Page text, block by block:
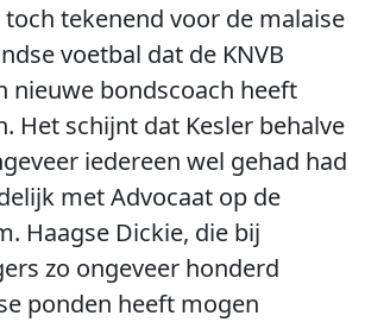
tekenend voor de malaise
voetbal dat de KNVB
nieuwe bondscoach heeft
Het schijnt dat Kesler behalve
iedereen wel gehad had
met Advocaat op de
Haagse Dickie, die bij
zo ongeveer honderd
ponden heeft mogen